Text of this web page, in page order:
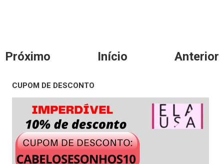
Próximo Anterior
Início
CUPOM DE DESCONTO